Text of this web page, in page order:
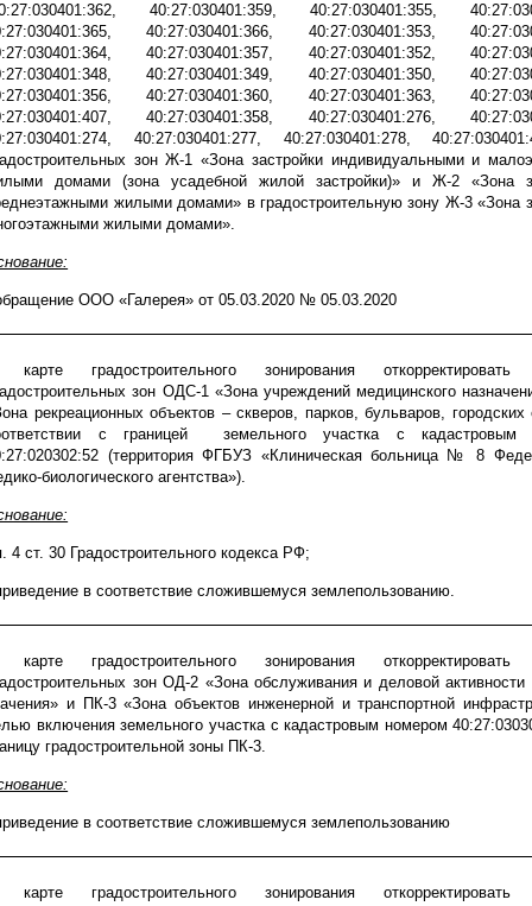
40:27:030401:359, 40:27:030401:355,
40:27:030401:366, 40:27:030401:353,
40:27:030401:357, 40:27:030401:352,
40:27:030401:349, 40:27:030401:350,
40:27:030401:360, 40:27:030401:363,
40:27:030401:358, 40:27:030401:276,
40:27:030401:277, 40:27:030401:278,
зон Ж-1 «Зона застройки индивидуальными и
домами (зона усадебной жилой застройки)» и Ж-2 «Зона
жилыми домами» в градостроительную зону Ж-3 «Зона
жилыми домами».
ООО «Галерея» от 05.03.2020 № 05.03.2020
градостроительного зонирования откорректировать
зон ОДС-1 «Зона учреждений медицинского
рекреационных объектов – скверов, парков, бульваров,
с границей
земельного участка с кадастровым
(территория ФГБУЗ «Клиническая больница № 8
биологического агентства»).
4 ст. 30 Градостроительного кодекса РФ;
в соответствие сложившемуся землепользованию.
градостроительного зонирования откорректировать
зон ОД-2 «Зона обслуживания и деловой активности
и ПК-3 «Зона объектов инженерной и транспортной
включения земельного участка с кадастровым номером
градостроительной зоны ПК-3.
в соответствие сложившемуся землепользованию
градостроительного зонирования откорректировать